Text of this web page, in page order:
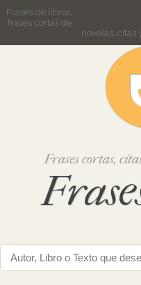
Frases de libros,
frases cortas de
novelas, citas
Frases cortas,